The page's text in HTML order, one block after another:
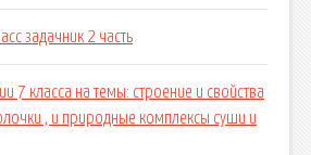
задачник 2 часть
7 класса на темы: строение и свойства
, и природные комплексы суши и